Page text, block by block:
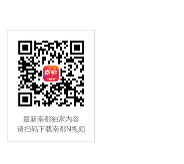
最新南都独家内容
请扫码下载南都N视频